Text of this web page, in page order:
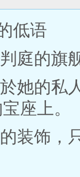
低语
庭的旗
她的私
座上。
装饰，